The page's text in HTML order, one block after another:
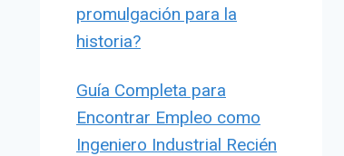
promulgación para la
historia?
Guía Completa para
Encontrar Empleo como
Ingeniero Industrial Recién